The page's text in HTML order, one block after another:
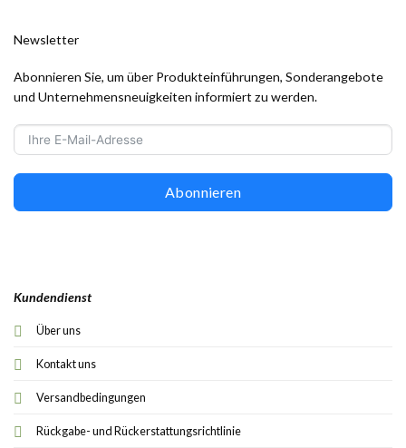
Kundendienst
Über uns
Kontakt uns
Versandbedingungen
Rückgabe- und Rückerstattungsrichtlinie
Newsletter
Abonnieren Sie, um über Produkteinführungen, Sonderangebote
und Unternehmensneuigkeiten informiert zu werden.
Abonnieren